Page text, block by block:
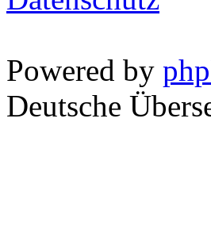
Powered by
Deutsche